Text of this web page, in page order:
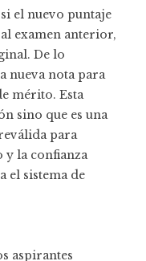
el nuevo puntaje
examen anterior,
De lo
nueva nota para
mérito. Esta
sino que es una
para
y la confianza
el sistema de
aspirantes